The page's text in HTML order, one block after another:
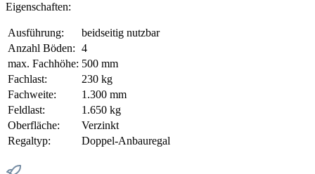
Eigenschaften:
Ausführung:
beidseitig nutzbar
Anzahl Böden: 4
max. Fachhöhe: 500 mm
Fachlast:
230 kg
Fachweite:
1.300 mm
Feldlast:
1.650 kg
Oberfläche:
Verzinkt
Regaltyp:
Doppel-Anbauregal